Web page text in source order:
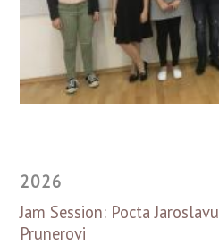
2026
Jam Session: Pocta Jaroslavu
Prunerovi